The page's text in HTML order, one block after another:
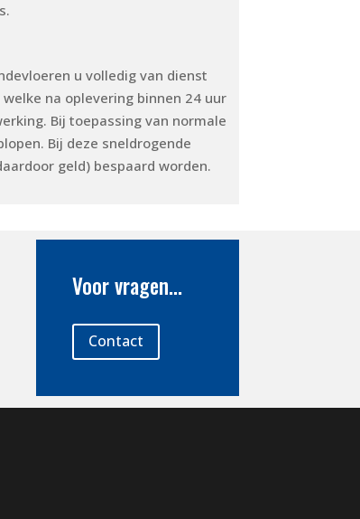
u volledig van dienst
na oplevering binnen 24 uur
Bij toepassing van normale
Bij deze sneldrogende
geld) bespaard worden.
Voor vragen...
Contact